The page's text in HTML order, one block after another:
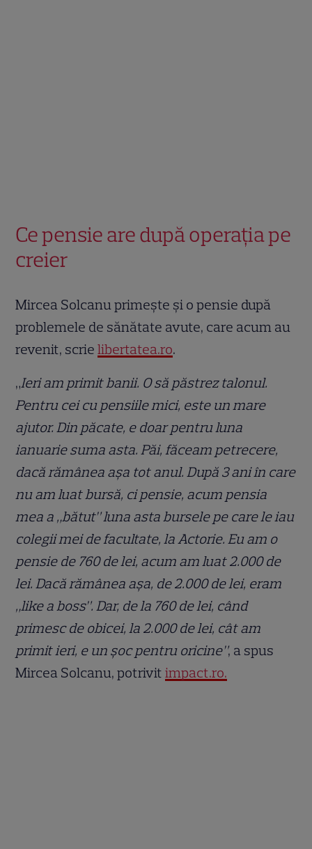
Ce pensie are după operația pe
creier
Mircea Solcanu primește și o pensie după
problemele de sănătate avute, care acum au
revenit, scrielibertatea.ro.
„Ieri am primit banii. O să păstrez talonul.
Pentru cei cu pensiile mici, este un mare
ajutor. Din păcate, e doar pentru luna
ianuarie suma asta. Păi, făceam petrecere,
dacă rămânea așa tot anul. După 3 ani în care
nu am luat bursă, ci pensie, acum pensia
mea a „bătut” luna asta bursele pe care le iau
colegii mei de facultate, la Actorie. Eu am o
pensie de 760 de lei, acum am luat 2.000 de
lei. Dacă rămânea așa, de 2.000 de lei, eram
„like a boss”. Dar, de la 760 de lei, când
primesc de obicei, la 2.000 de lei, cât am
primit ieri, e un șoc pentru oricine”, a spus
Mircea Solcanu, potrivitimpact.ro.